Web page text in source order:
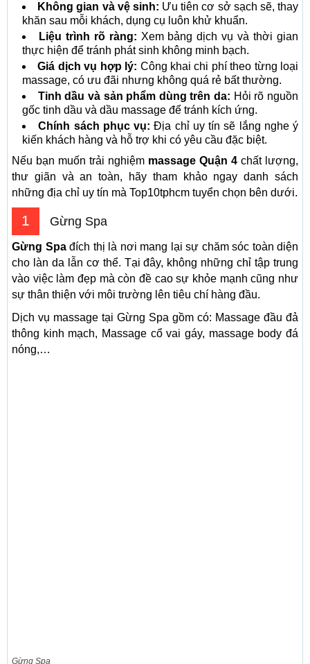
Không gian và vệ sinh: Ưu tiên cơ sở sạch sẽ, thay
khăn sau mỗi khách, dụng cụ luôn khử khuẩn.
Liệu trình rõ ràng: Xem bảng dịch vụ và thời gian
thực hiện để tránh phát sinh không minh bạch.
Giá dịch vụ hợp lý: Công khai chi phí theo từng loại
massage, có ưu đãi nhưng không quá rẻ bất thường.
Tinh dầu và sản phẩm dùng trên da: Hỏi rõ nguồn
gốc tinh dầu và dầu massage để tránh kích ứng.
Chính sách phục vụ: Địa chỉ uy tín sẽ lắng nghe ý
kiến khách hàng và hỗ trợ khi có yêu cầu đặc biệt.
Nếu bạn muốn trải nghiệm massage Quận 4 chất lượng,
thư giãn và an toàn, hãy tham khảo ngay danh sách
những địa chỉ uy tín mà Top10tphcm tuyển chọn bên dưới.
1 Gừng Spa
Gừng Spađích thị là nơi mang lại sự chăm sóc toàn diện
cho làn da lẫn cơ thể. Tại đây, không những chỉ tập trung
vào việc làm đẹp mà còn đề cao sự khỏe mạnh cũng như
sự thân thiện với môi trường lên tiêu chí hàng đầu.
Dịch vụ massage tại Gừng Spa gồm có: Massage đầu đả
thông kinh mạch, Massage cổ vai gáy, massage body đá
nóng,…
Gừng Spa